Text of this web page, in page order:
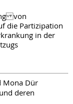
von
die Partizipation
in der
Mona Dür
deren